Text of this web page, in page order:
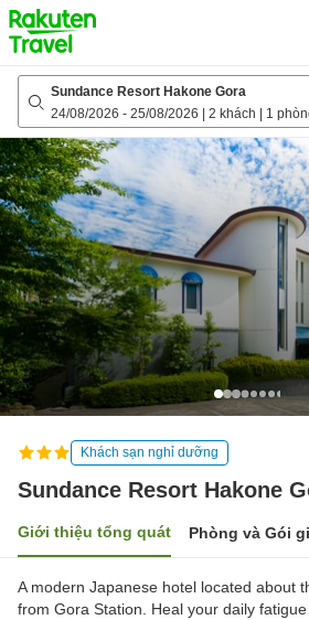
to
top
page
Sundance Resort Hakone Gora
24/08/2026 - 25/08/2026 2 khách 1
Khách sạn nghỉ dưỡng
Sundance Resort Hakone
Giới thiệu tổng quát Phòng và Gói
A modern Japanese hotel located about
from Gora Station. Heal your daily